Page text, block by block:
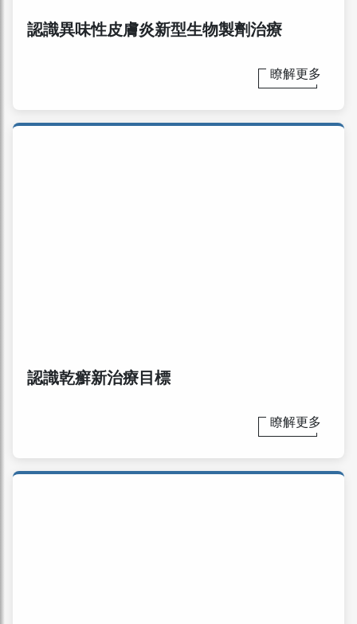
認識異味性皮膚炎新型生物製劑治療
瞭解更多
認識乾癬新治療目標
瞭解更多